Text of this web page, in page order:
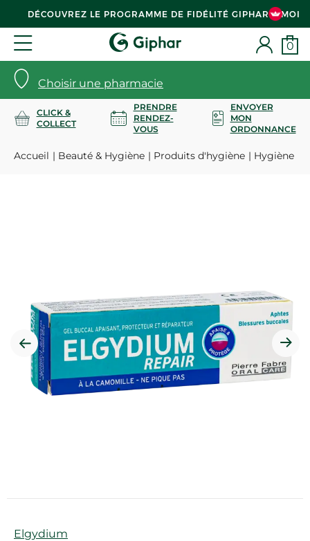
DÉCOUVREZ LE PROGRAMME DE FIDÉLITÉ GIPHAR & MOI
Choisir une pharmacie
0
CLICK &
COLLECT
PRENDRE
RENDEZ-
VOUS
ENVOYER
MON
ORDONNANCE
Accueil Beauté & Hygiène Produits d'hygiène Hygiène
Marque
Elgydium